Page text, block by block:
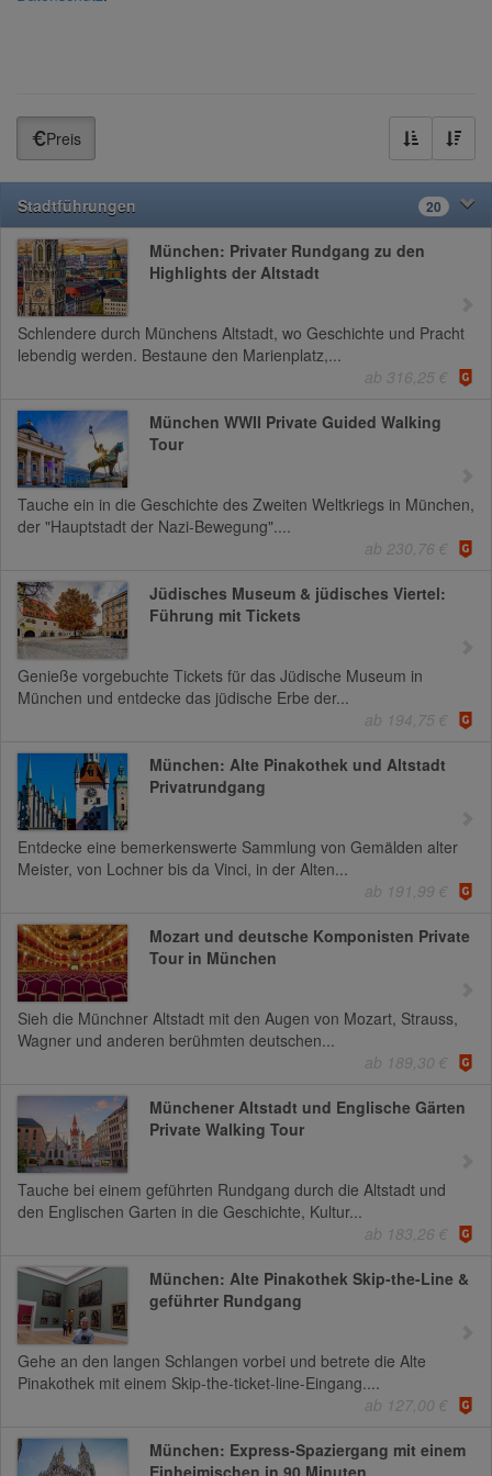
Preis
Stadtführungen 20
München: Privater Rundgang zu den
Highlights der Altstadt
Schlendere durch Münchens Altstadt, wo Geschichte und Pracht
lebendig werden. Bestaune den Marienplatz,...
ab 316,25 €
München WWII Private Guided Walking
Tour
Tauche ein in die Geschichte des Zweiten Weltkriegs in München,
der "Hauptstadt der Nazi-Bewegung"....
ab 230,76 €
Jüdisches Museum & jüdisches Viertel:
Führung mit Tickets
Genieße vorgebuchte Tickets für das Jüdische Museum in
München und entdecke das jüdische Erbe der...
ab 194,75 €
München: Alte Pinakothek und Altstadt
Privatrundgang
Entdecke eine bemerkenswerte Sammlung von Gemälden alter
Meister, von Lochner bis da Vinci, in der Alten...
ab 191,99 €
Mozart und deutsche Komponisten Private
Tour in München
Sieh die Münchner Altstadt mit den Augen von Mozart, Strauss,
Wagner und anderen berühmten deutschen...
ab 189,30 €
Münchener Altstadt und Englische Gärten
Private Walking Tour
Tauche bei einem geführten Rundgang durch die Altstadt und
den Englischen Garten in die Geschichte, Kultur...
ab 183,26 €
München: Alte Pinakothek Skip-the-Line &
geführter Rundgang
Gehe an den langen Schlangen vorbei und betrete die Alte
Pinakothek mit einem Skip-the-ticket-line-Eingang....
ab 127,00 €
München: Express-Spaziergang mit einem
Einheimischen in 90 Minuten